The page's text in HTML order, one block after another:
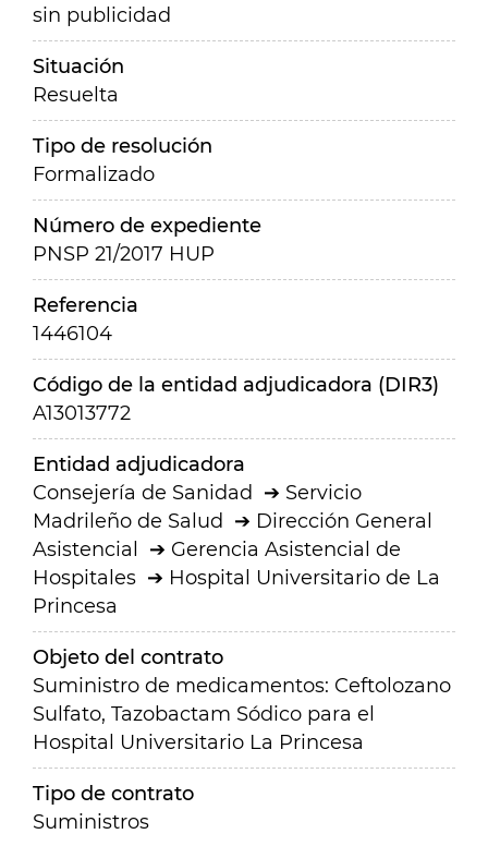
sin publicidad
Situación
Resuelta
Tipo de resolución
Formalizado
Número de expediente
PNSP 21/2017 HUP
Referencia
1446104
Código de la entidad adjudicadora (DIR3)
A13013772
Entidad adjudicadora
Consejería de Sanidad
Servicio
Madrileño de Salud
Dirección General
Asistencial
Gerencia Asistencial de
Hospitales
Hospital Universitario de La
Princesa
Objeto del contrato
Suministro de medicamentos: Ceftolozano
Sulfato, Tazobactam Sódico para el
Hospital Universitario La Princesa
Tipo de contrato
Suministros